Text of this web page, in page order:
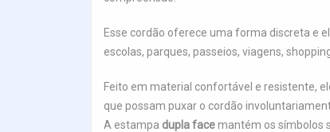
Esse cordão oferece uma forma discreta e
escolas, parques, passeios, viagens,
Feito em material confortável e resistente,
que possam puxar o cordão
A estampa dupla facemantém os símbolos